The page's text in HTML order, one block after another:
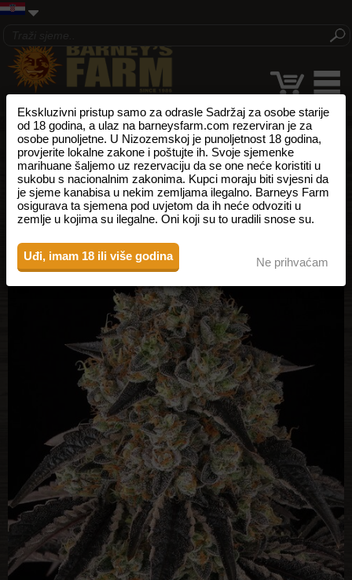
Ekskluzivni pristup samo za odrasle Sadržaj za osobe starije
od 18 godina, a ulaz na barneysfarm.com rezerviran je za
osobe punoljetne. U Nizozemskoj je punoljetnost 18 godina,
provjerite lokalne zakone i poštujte ih. Svoje sjemenke
marihuane šaljemo uz rezervaciju da se one neće koristiti u
sukobu s nacionalnim zakonima. Kupci moraju biti svjesni da
je sjeme kanabisa u nekim zemljama ilegalno. Barneys Farm
osigurava ta sjemena pod uvjetom da ih neće odvoziti u
zemlje u kojima su ilegalne. Oni koji su to uradili snose su.
Uđi, imam 18 ili više godina Ne prihvaćam